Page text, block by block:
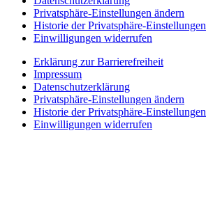
Privatsphäre-Einstellungen ändern
Historie der Privatsphäre-Einstellungen
Einwilligungen widerrufen
Erklärung zur Barrierefreiheit
Impressum
Datenschutzerklärung
Privatsphäre-Einstellungen ändern
Historie der Privatsphäre-Einstellungen
Einwilligungen widerrufen